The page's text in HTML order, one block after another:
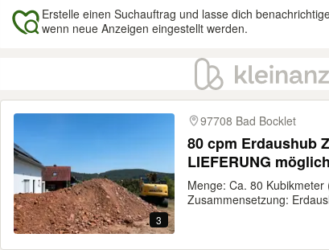
Erstelle einen Suchauftrag und lasse dich
wenn neue Anzeigen eingestellt werden.
Ergebnisse
3
97708 Bad Bocklet
80 cpm Erdaushub
LIEFERUNG möglich
Menge: Ca. 80
Zusammensetzung: